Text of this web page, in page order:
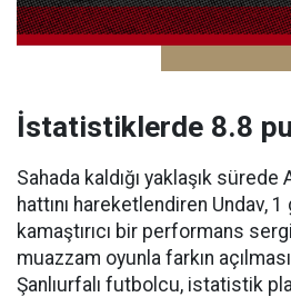
İstatistiklerde 8.8
Sahada kaldığı yaklaşık sürede
hattını hareketlendiren Undav,
kamaştırıcı bir performans
muazzam oyunla farkın
Şanlıurfalı futbolcu, istatistik